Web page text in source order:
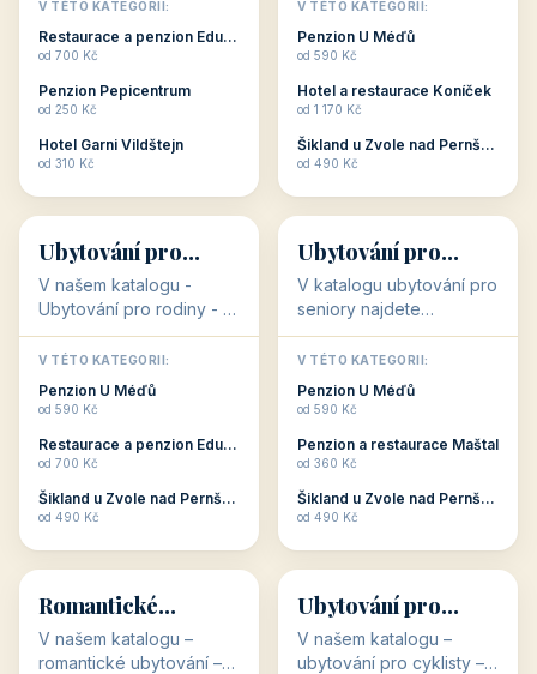
dovolenou přímo
souvisejí. Aktivní
odpočinek jso...
V TÉTO KATEGORII:
Restaurace a penzion Eduard
od 700 Kč
Penzion Pepicentrum
od 250 Kč
Hotel Garni Vildštejn
od 310 Kč
cenově dostupné
ubytování v ČR. Budete
c...
V TÉTO KATEGORII:
Penzion U Méďů
od 590 Kč
Hotel a restaurace Koníček
od 1 170 Kč
Šikland u Zvole nad Pernštejnem
od 490 Kč
👨‍👩‍👧‍👦
👨‍👩‍👧‍👦
34 objektů
Ubytování pro
rodiny
V našem katalogu -
Ubytování pro rodiny -
jsou pro Vás připraveny
objekty, které svojí
polohou či vybaveností,
nabízí klidné ubytování
V TÉTO KATEGORII:
Penzion U Méďů
od 590 Kč
Restaurace a penzion Eduard
od 700 Kč
Šikland u Zvole nad Pernštejnem
od 490 Kč
🧓
🧓
33 objektů
Ubytování pro
seniory
V katalogu ubytování pro
seniory najdete
penziony a hotely, které
jsou přizpůsobeny pro
ubytování klientů vyššího
věku. Některé z nich
V TÉTO KATEGORII:
Penzion U Méďů
od 590 Kč
Penzion a restaurace Maštal
od 360 Kč
Šikland u Zvole nad Pernštejnem
od 490 Kč
💕
💕
Romantické
ubytování
V našem katalogu –
romantické ubytování –
🚴
🚴
32 objektů
Ubytování pro
cyklisty
V našem katalogu –
ubytování pro cyklisty –